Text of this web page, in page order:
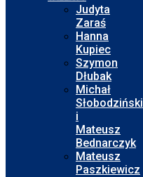
Judyta
Zaraś
Hanna
Kupiec
Szymon
Dłubak
Michał
Słobodziński
i
Mateusz
Bednarczyk
Mateusz
Paszkiewicz